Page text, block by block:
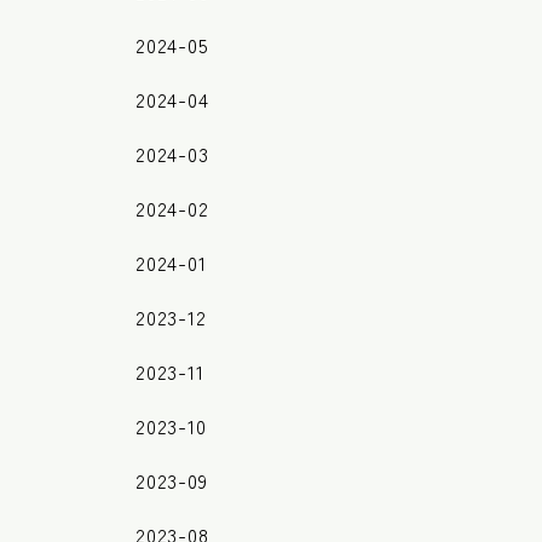
2024-05
2024-04
2024-03
2024-02
2024-01
2023-12
2023-11
2023-10
2023-09
2023-08